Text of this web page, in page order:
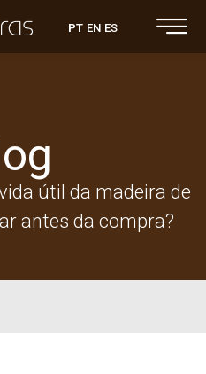
PT EN ES
útil da madeira de
antes da compra?